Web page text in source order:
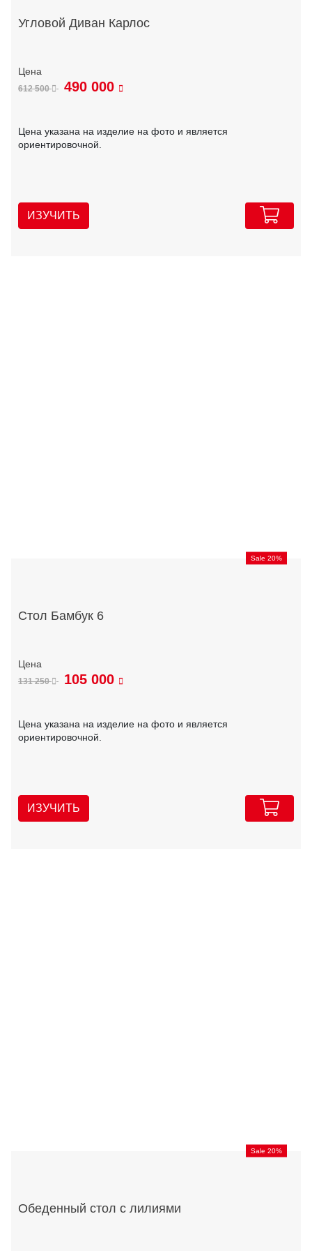
Угловой Диван Карлос
612 500 490 000
Цена указана на изделие на фото и является
ориентировочной.
ИЗУЧИТЬ
Sale 20%
Стол Бамбук 6
131 250 105 000
Цена указана на изделие на фото и является
ориентировочной.
ИЗУЧИТЬ
Sale 20%
Обеденный стол с лилиями